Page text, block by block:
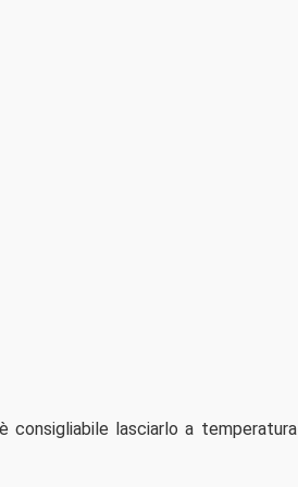
lasciarlo a temperatura